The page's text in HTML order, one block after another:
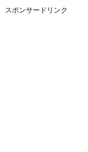
スポンサードリンク